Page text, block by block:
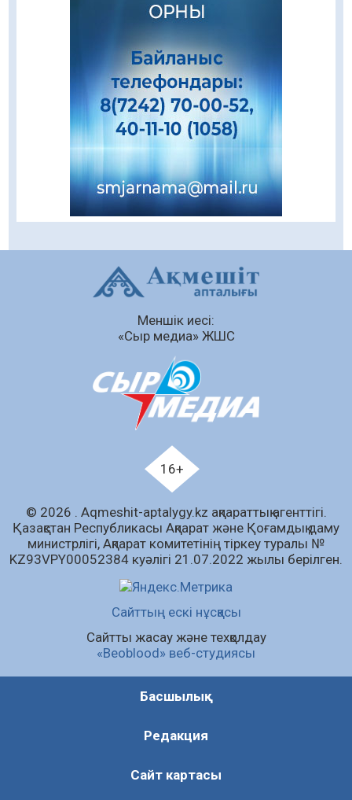
Кенеге қарсы залалсыздандыру жұмыстары
жүргізілуде
07.08.2026
Балалардың жазғы демалысындағы
қауіпсіздік – тұрақты бақылауда
07.08.2026
Сыбайлас жемқорлық
Аумақтан тыс соттылық – сот төрелігінің
ашықтығы мен қолжетімділігін арттыру
Білім гранты иегерлерінің тізімі шықты
«Дауыс беру учаскесін қалай табуға болады?»￼
Қазақстандықтар Құрылтай сайлауынан
жақсылық күтеді – қоғамдық пікір зерттеуі
Барлық жаңалық
Меншік иесі:
«Сыр медиа» ЖШС
16+
© 2026 . Аqmeshit-aptalygy.kz ақпараттық агенттігі.
Қазақстан Республикасы Ақпарат және Қоғамдық даму
министрлігі, Ақпарат комитетінің тіркеу туралы №
KZ93VPY00052384 куәлігі 21.07.2022 жылы берілген.
Сайттың ескі нұсқасы
Сайтты жасау және техқолдау
«Beoblood» веб-студиясы
Басшылық
Редакция
Сайт картасы